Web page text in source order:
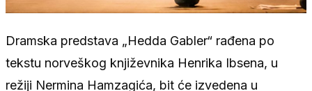
Dramska predstava „Hedda Gabler“ rađena po
tekstu norveškog književnika Henrika Ibsena, u
režiji Nermina Hamzagića, bit će izvedena u